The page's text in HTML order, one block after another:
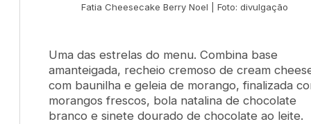
Fatia Cheesecake Berry Noel | Foto: divulgação
Uma das estrelas do menu. Combina base
amanteigada, recheio cremoso de cream
com baunilha e geleia de morango, finalizada
morangos frescos, bola natalina de chocolate
branco e sinete dourado de chocolate ao leite.